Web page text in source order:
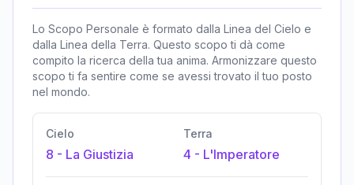
Lo Scopo Personale è formato dalla Linea del Cielo e
dalla Linea della Terra. Questo scopo ti dà come
compito la ricerca della tua anima. Armonizzare questo
scopo ti fa sentire come se avessi trovato il tuo posto
nel mondo.
Cielo
8 - La Giustizia
Terra
4 - L'Imperatore